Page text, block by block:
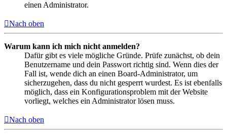
einen Administrator.
Nach oben
Warum kann ich mich nicht anmelden?
Dafür gibt es viele mögliche Gründe. Prüfe zunächst, ob dein
Benutzername und dein Passwort richtig sind. Wenn dies der
Fall ist, wende dich an einen Board-Administrator, um
sicherzugehen, dass du nicht gesperrt wurdest. Es ist ebenfalls
möglich, dass ein Konfigurationsproblem mit der Website
vorliegt, welches ein Administrator lösen muss.
Nach oben